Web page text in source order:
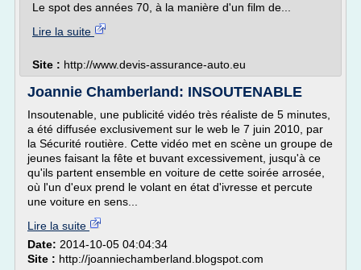
Le spot des années 70, à la manière d'un film de...
Lire la suite
Site : http://www.devis-assurance-auto.eu
Joannie Chamberland: INSOUTENABLE
Insoutenable, une publicité vidéo très réaliste de 5 minutes,
a été diffusée exclusivement sur le web le 7 juin 2010, par
la Sécurité routière. Cette vidéo met en scène un groupe de
jeunes faisant la fête et buvant excessivement, jusqu'à ce
qu'ils partent ensemble en voiture de cette soirée arrosée,
où l'un d'eux prend le volant en état d'ivresse et percute
une voiture en sens...
Lire la suite
Date: 2014-10-05 04:04:34
Site : http://joanniechamberland.blogspot.com